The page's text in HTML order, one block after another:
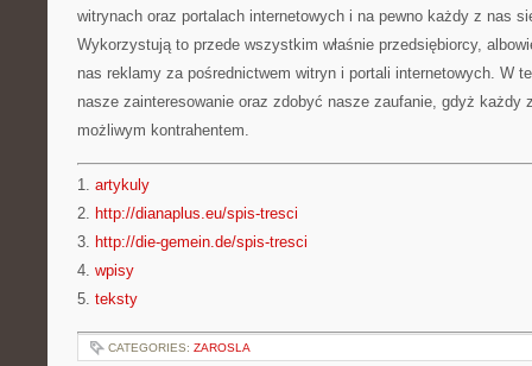
witrynach oraz portalach internetowych i na pewno każdy z nas
Wykorzystują to przede wszystkim właśnie przedsiębiorcy,
nas reklamy za pośrednictwem witryn i portali internetowych. W
nasze zainteresowanie oraz zdobyć nasze zaufanie, gdyż każdy
możliwym kontrahentem.
1. artykuly
2. http://dianaplus.eu/spis-tresci
3. http://die-gemein.de/spis-tresci
4. wpisy
5. teksty
CATEGORIES: ZAROSLA